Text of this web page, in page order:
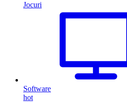
Jocuri
Software
hot